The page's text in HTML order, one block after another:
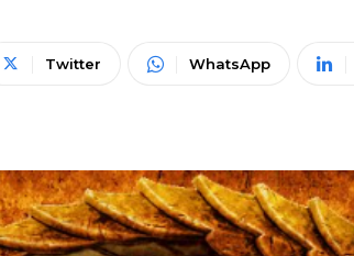
Twitter WhatsApp